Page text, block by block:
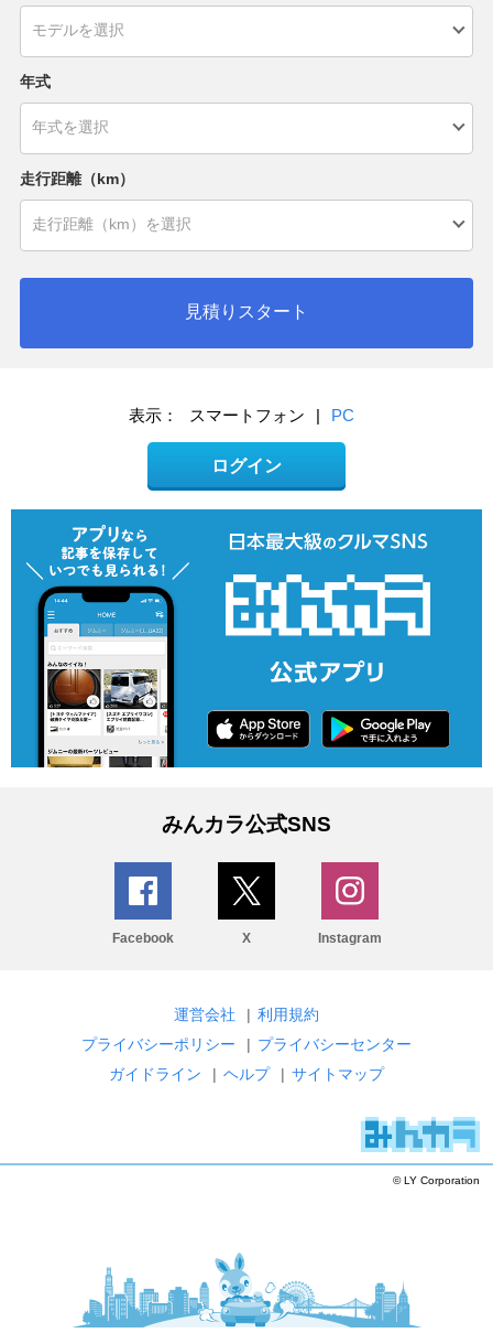
年式
走行距離（km）
見積りスタート
表示： スマートフォン | PC
ログイン
みんカラ公式SNS
Facebook X Instagram
運営会社 | 利用規約
プライバシーポリシー
| プライバシーセンター
ガイドライン
| ヘルプ | サイトマップ
© LY Corporation